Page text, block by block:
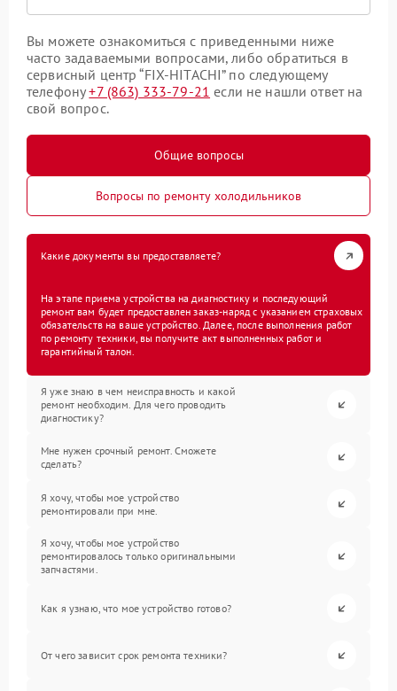
Вы можете ознакомиться с приведенными ниже
часто задаваемыми вопросами, либо обратиться в
сервисный центр “FIX-HITACHI” по следующему
телефону+7 (863) 333-79-21 если не нашли ответ на
свой вопрос.
Общие вопросы
Вопросы по ремонту холодильников
Какие документы вы предоставляете?
На этапе приема устройства на диагностику и последующий
ремонт вам будет предоставлен заказ-наряд с указанием страховых
обязательств на ваше устройство. Далее, после выполнения работ
по ремонту техники, вы получите акт выполненных работ и
гарантийный талон.
Я уже знаю в чем неисправность и какой
ремонт необходим. Для чего проводить
диагностику?
Мне нужен срочный ремонт. Сможете
сделать?
Я хочу, чтобы мое устройство
ремонтировали при мне.
Я хочу, чтобы мое устройство
ремонтировалось только оригинальными
запчастями.
Как я узнаю, что мое устройство готово?
От чего зависит срок ремонта техники?